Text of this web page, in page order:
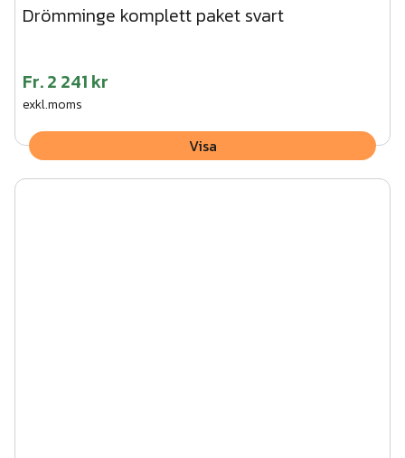
Drömminge komplett paket svart
Fr.2 241 kr
exkl.moms
Visa